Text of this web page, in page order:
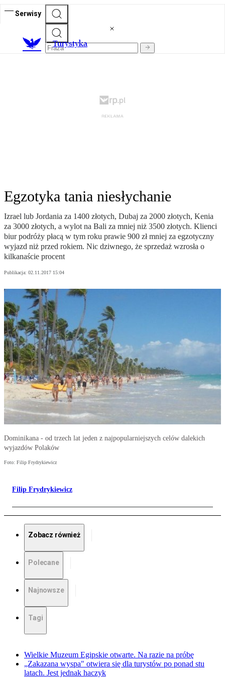
Serwisy
Turystyka
Egzotyka tania niesłychanie
Izrael lub Jordania za 1400 złotych, Dubaj za 2000 złotych, Kenia
za 3000 złotych, a wylot na Bali za mniej niż 3500 złotych. Klienci
biur podróży płacą w tym roku prawie 900 zł mniej za egzotyczny
wyjazd niż przed rokiem. Nic dziwnego, że sprzedaż wzrosła o
kilkanaście procent
Publikacja: 02.11.2017 15:04
Dominikana - od trzech lat jeden z najpopularniejszych celów dalekich
wyjazdów Polaków
Foto: Filip Frydrykiewicz
Filip Frydrykiewicz
Zobacz również
Polecane
Najnowsze
Tagi
Wielkie Muzeum Egipskie otwarte. Na razie na próbę
„Zakazana wyspa" otwiera się dla turystów po ponad stu
latach. Jest jednak haczyk